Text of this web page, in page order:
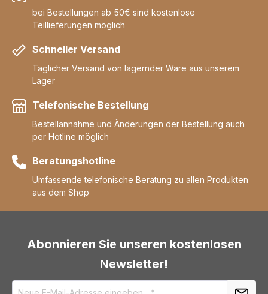
bei Bestellungen ab 50€ sind kostenlose
Teillieferungen möglich
Schneller Versand
Täglicher Versand von lagernder Ware aus unserem
Lager
Telefonische Bestellung
Bestellannahme und Änderungen der Bestellung auch
per Hotline möglich
Beratungshotline
Umfassende telefonische Beratung zu allen Produkten
aus dem Shop
Abonnieren Sie unseren kostenlosen
Newsletter!